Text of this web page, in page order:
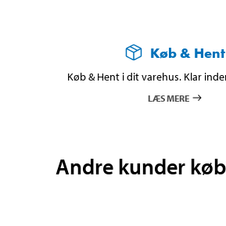
Køb & Hent
Køb & Hent i dit varehus. Klar
LÆS MERE
Andre kunder